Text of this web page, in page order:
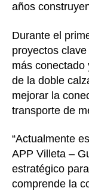
años
Durante el
proyectos
más conectado
de la doble
mejorar la
transporte de
“Actualmente
APP Villeta –
estratégico
comprende la